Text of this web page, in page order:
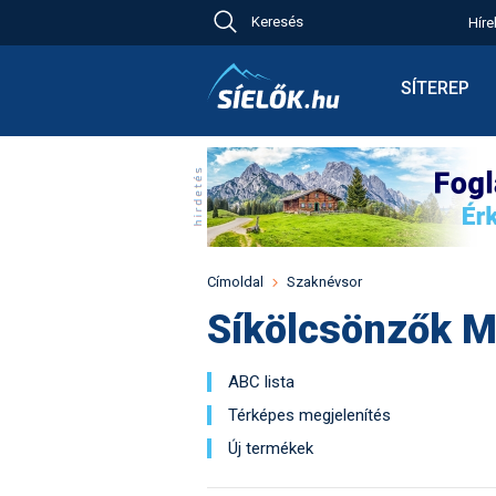
Keresés
SÍTEREP
Síbérletárak
Toplista
Havazás
Címoldal Szaknévsor
Síkölcsönzők
ABC lista
Térképes megjelenítés
Új termékek